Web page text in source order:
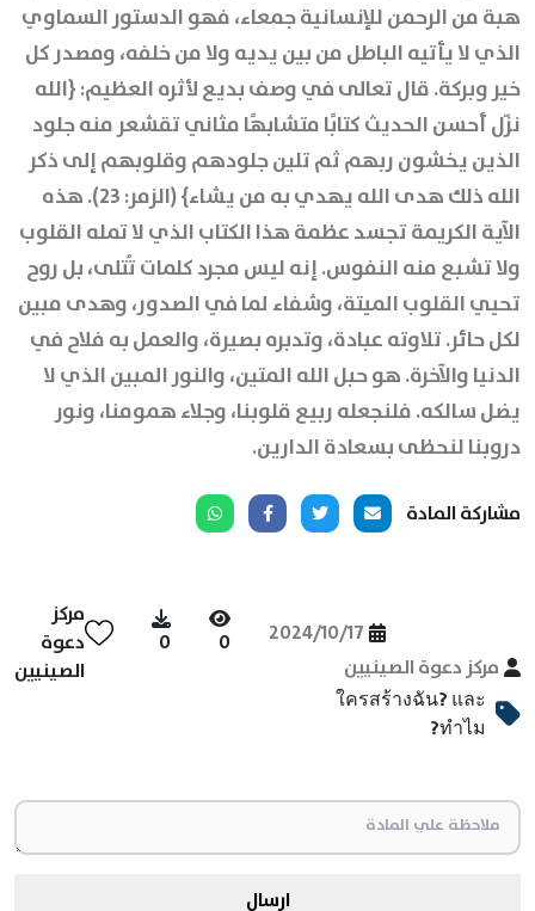
هبة من الرحمن للإنسانية جمعاء، فهو الدستور السماوي
الذي لا يأتيه الباطل من بين يديه ولا من خلفه، ومصدر كل
خير وبركة. قال تعالى في وصف بديع لأثره العظيم: {الله
نزّل أحسن الحديث كتابًا متشابهًا مثاني تقشعر منه جلود
الذين يخشون ربهم ثم تلين جلودهم وقلوبهم إلى ذكر
الله ذلك هدى الله يهدي به من يشاء} (الزمر: 23). هذه
الآية الكريمة تجسد عظمة هذا الكتاب الذي لا تمله القلوب
ولا تشبع منه النفوس. إنه ليس مجرد كلمات تُتلى، بل روح
تحيي القلوب الميتة، وشفاء لما في الصدور، وهدى مبين
لكل حائر. تلاوته عبادة، وتدبره بصيرة، والعمل به فلاح في
الدنيا والآخرة. هو حبل الله المتين، والنور المبين الذي لا
يضل سالكه. فلنجعله ربيع قلوبنا، وجلاء همومنا، ونور
دروبنا لنحظى بسعادة الدارين.
مشاركة المادة
مركز دعوة الصينيين
2024/10/17
0
0
مركز
دعوة
الصينيين
ใครสร้างฉัน? และ
ทำไม?
ارسال